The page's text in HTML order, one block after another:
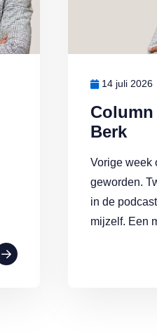
Berk
14 juli 2026
Vorige week
geworden.
in de
mijzelf. Een